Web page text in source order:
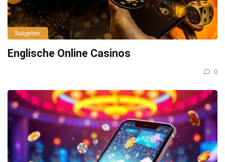
Ratgeber
Englische Online Casinos
0